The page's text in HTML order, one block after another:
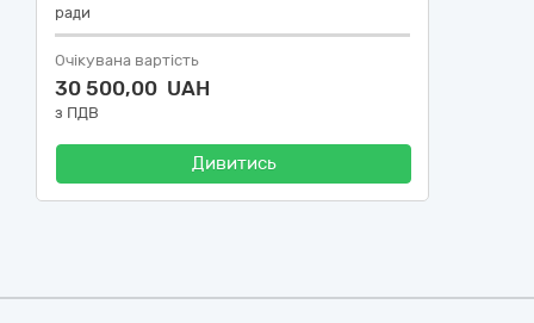
ради
Очікувана вартість
30 500,00 UAH
з ПДВ
Дивитись